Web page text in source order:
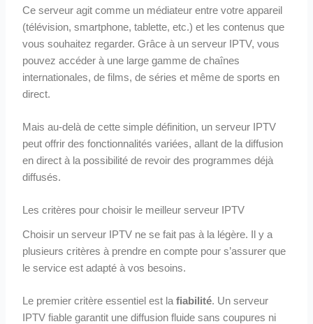
Ce serveur agit comme un médiateur entre votre appareil
(télévision, smartphone, tablette, etc.) et les contenus que
vous souhaitez regarder. Grâce à un serveur IPTV, vous
pouvez accéder à une large gamme de chaînes
internationales, de films, de séries et même de sports en
direct.
Mais au-delà de cette simple définition, un serveur IPTV
peut offrir des fonctionnalités variées, allant de la diffusion
en direct à la possibilité de revoir des programmes déjà
diffusés.
Les critères pour choisir le meilleur serveur IPTV
Choisir un serveur IPTV ne se fait pas à la légère. Il y a
plusieurs critères à prendre en compte pour s’assurer que
le service est adapté à vos besoins.
Le premier critère essentiel est lafiabilité. Un serveur
IPTV fiable garantit une diffusion fluide sans coupures ni